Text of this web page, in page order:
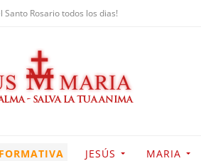
Santo Rosario todos los dias!
JESÚS MARIA